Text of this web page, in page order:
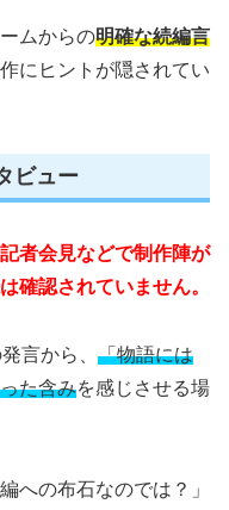
ムからの明確な続編言
にヒントが隠されてい
ビュー
者会見などで制作陣が
確認されていません。
言から、 「物語には
た含みを感じさせる場
への布石なのでは？」